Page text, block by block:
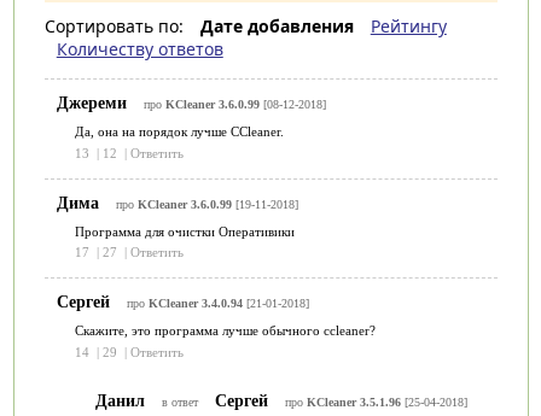
Сортировать по: Дате добавления
Рейтингу
Количеству ответов
Джереми про KCleaner 3.6.0.99[08-12-2018]
Да, она на порядок лучше CCleaner.
13
| 12 | Ответить
Дима про KCleaner 3.6.0.99[19-11-2018]
Программа для очистки Оперативики
17
| 27 | Ответить
Сергей про KCleaner 3.4.0.94[21-01-2018]
Скажите, это программа лучше обычного ccleaner?
14 | 29 | Ответить
Данил в ответ Сергей про KCleaner 3.5.1.96[25-04-2018]